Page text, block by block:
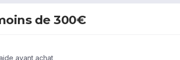
de 300€
avant achat